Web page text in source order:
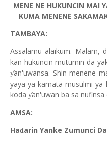
MENE NE HUKUNCIN MAI
KUMA MENENE
TAMBAYA:
Assalamu alaikum. Malam,
kan hukuncin mutumin da
ƴan'uwansa. Shin menene
yaya ya kamata musulmi ya
koda ƴan'uwan ba sa nufinsa
AMSA:
Haɗarin Yanke Zumunci